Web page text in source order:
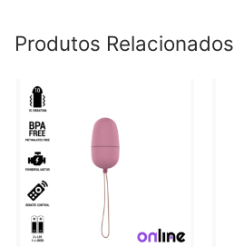
Produtos Relacionados